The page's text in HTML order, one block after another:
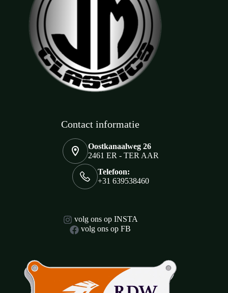
Contact informatie
Oostkanaalweg 26
2461 ER - TER AAR
Telefoon:
+31 639538460
volg ons op INSTA
volg ons op FB